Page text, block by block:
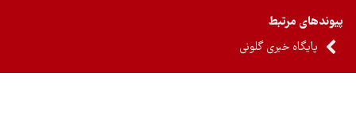
مرتبط
پایگاه خبری گلونی